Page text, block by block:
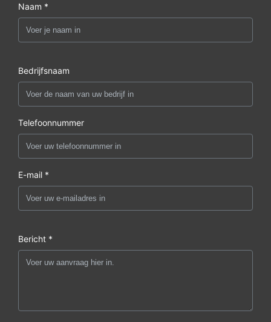
Naam *
Bedrijfsnaam
Telefoonnummer
E-mail *
Bericht *